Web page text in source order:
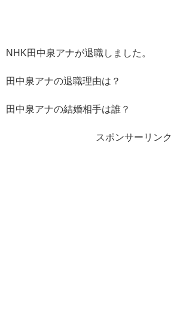
NHK田中泉アナが退職しました。
田中泉アナの退職理由は？
田中泉アナの結婚相手は誰？
スポンサーリンク